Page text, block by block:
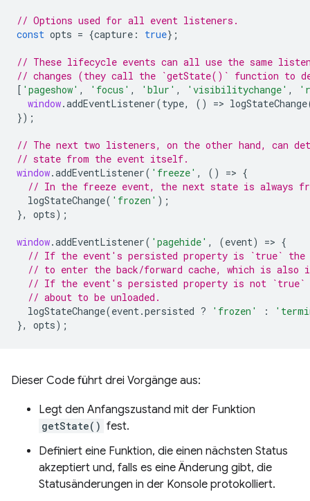
// Options used for all event listeners.
const opts = {capture : true};
// These lifecycle events can all use the same
// changes (they call the `getState()` function to
[ 'pageshow' , 'focus' , 'blur' , 'visibilitychange' ,
window.addEventListener(type, () => logStateChange
});
// The next two listeners, on the other hand, can
// state from the event itself.
window.addEventListener( 'freeze' , () => {
// In the freeze event, the next state is always
logStateChange( 'frozen' );
},
opts);
window.addEventListener( 'pagehide' , (event) => {
// If the event's persisted property is `true` the
// to enter the back/forward cache, which is also
// If the event's persisted property is not `true`
// about to be unloaded.
logStateChange(event .persisted ? 'frozen' :
},
opts);
Dieser Code führt drei Vorgänge aus:
Legt den Anfangszustand mit der Funktion
getState() fest.
Definiert eine Funktion, die einen nächsten Status
akzeptiert und, falls es eine Änderung gibt, die
Statusänderungen in der Konsole protokolliert.